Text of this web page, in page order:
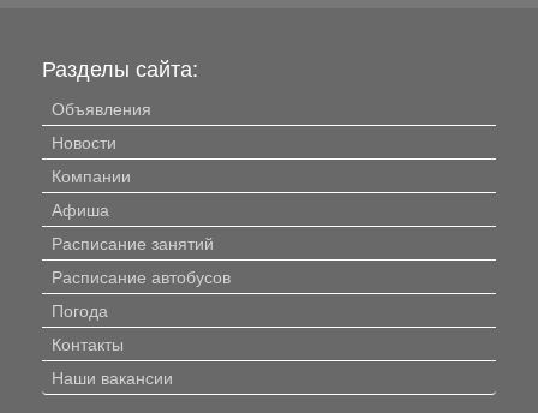
Разделы сайта:
Объявления
Новости
Компании
Афиша
Расписание занятий
Расписание автобусов
Погода
Контакты
Наши вакансии